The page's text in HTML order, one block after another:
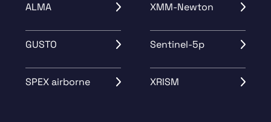
ALMA XMM-Newton
GUSTO Sentinel-5p
SPEX airborne XRISM